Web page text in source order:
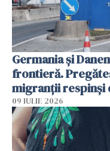
Germania și
frontieră.
migranții respinși
09 IULIE 2026